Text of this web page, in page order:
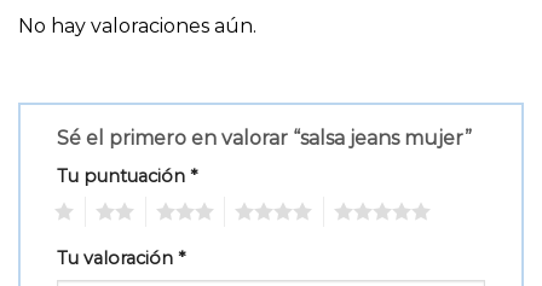
No hay valoraciones aún.
Sé el primero en valorar “salsa jeans mujer”
Tu puntuación *
Tu valoración *